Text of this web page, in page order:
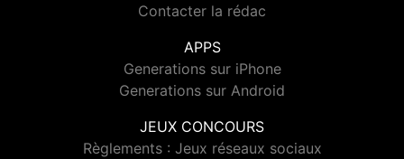
Contacter la rédac
APPS
Generations sur iPhone
Generations sur Android
JEUX CONCOURS
Règlements : Jeux réseaux sociaux